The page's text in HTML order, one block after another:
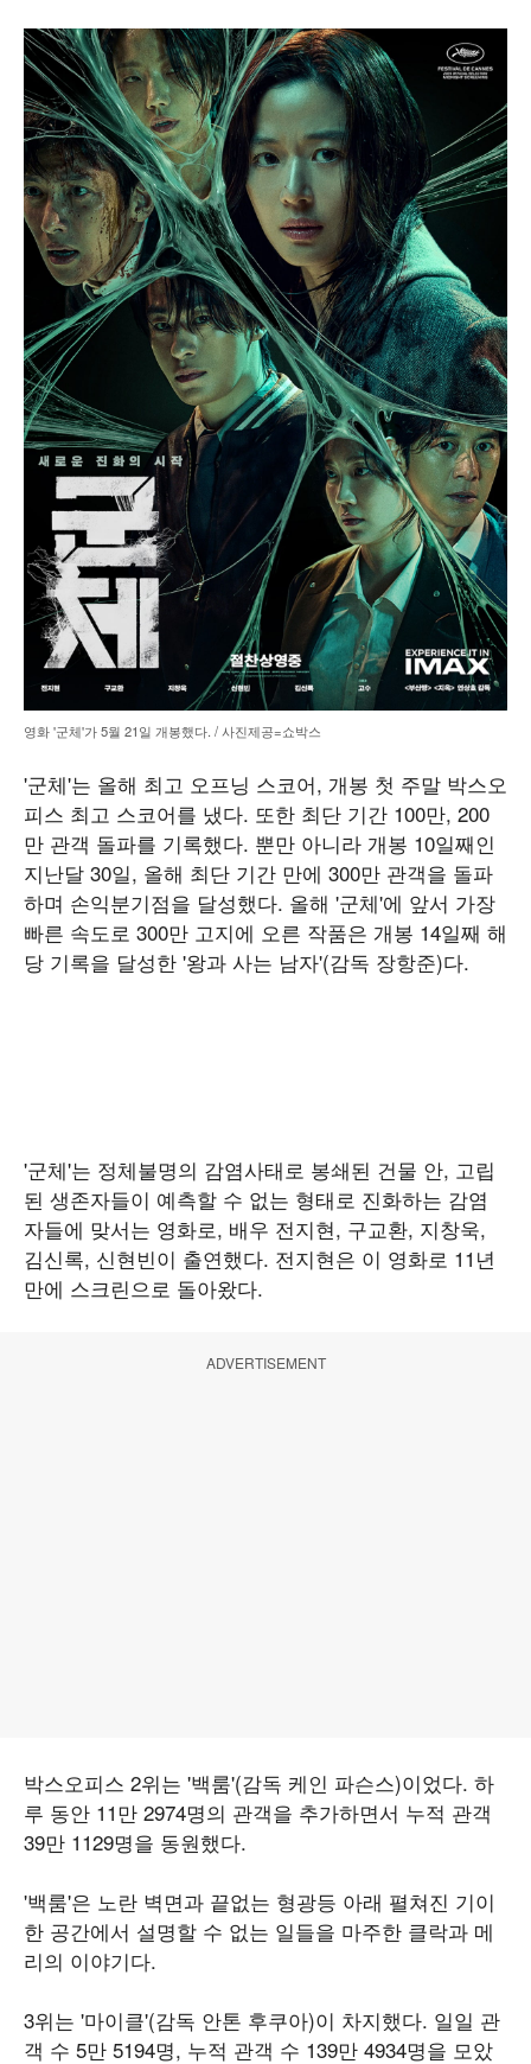
영화 '군체'가 5월 21일 개봉했다. / 사진제공=쇼박스
'군체'는 올해 최고 오프닝 스코어, 개봉 첫 주말 박스오
피스 최고 스코어를 냈다. 또한 최단 기간 100만, 200
만 관객 돌파를 기록했다. 뿐만 아니라 개봉 10일째인
지난달 30일, 올해 최단 기간 만에 300만 관객을 돌파
하며 손익분기점을 달성했다. 올해 '군체'에 앞서 가장
빠른 속도로 300만 고지에 오른 작품은 개봉 14일째 해
당 기록을 달성한 '왕과 사는 남자'(감독 장항준)다.
'군체'는 정체불명의 감염사태로 봉쇄된 건물 안, 고립
된 생존자들이 예측할 수 없는 형태로 진화하는 감염
자들에 맞서는 영화로, 배우 전지현, 구교환, 지창욱,
김신록, 신현빈이 출연했다. 전지현은 이 영화로 11년
만에 스크린으로 돌아왔다.
ADVERTISEMENT
박스오피스 2위는 '백룸'(감독 케인 파슨스)이었다. 하
루 동안 11만 2974명의 관객을 추가하면서 누적 관객
39만 1129명을 동원했다.
'백룸'은 노란 벽면과 끝없는 형광등 아래 펼쳐진 기이
한 공간에서 설명할 수 없는 일들을 마주한 클락과 메
리의 이야기다.
3위는 '마이클'(감독 안톤 후쿠아)이 차지했다. 일일 관
객 수 5만 5194명, 누적 관객 수 139만 4934명을 모았